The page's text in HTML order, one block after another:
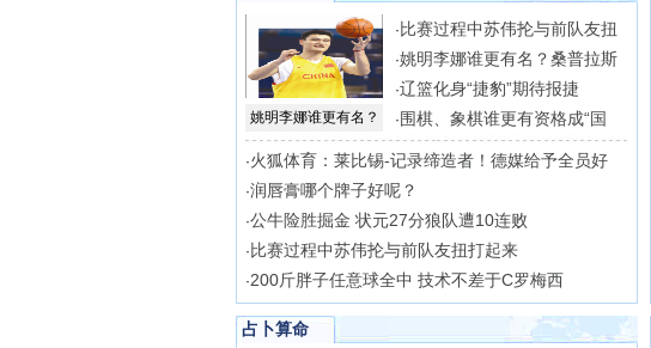
姚明李娜谁更有名？
· 比赛过程中苏伟抡与前队友扭
·姚明李娜谁更有名？桑普拉斯
·辽篮化身“捷豹”期待报捷
· 围棋、象棋谁更有资格成“国
·火狐体育：莱比锡-记录缔造者！德媒给予全员好
·润唇膏哪个牌子好呢？
·公牛险胜掘金 状元27分狼队遭10连败
· 比赛过程中苏伟抡与前队友扭打起来
·200斤胖子任意球全中 技术不差于C罗梅西
占卜算命